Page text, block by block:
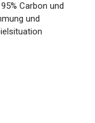
Carbon und
und